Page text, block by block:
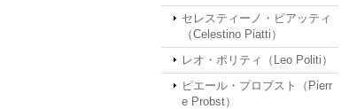
セレスティーノ・ピアッティ
（Celestino Piatti）
レオ・ポリティ（Leo Politi）
ピエール・プロブスト（Pierr
e Probst）